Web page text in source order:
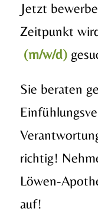
Jetzt
Zeitpunkt
(m/w/d)
Sie beraten
richtig!
Löwen-
auf!